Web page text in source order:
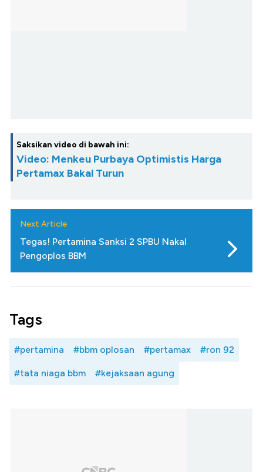
Saksikan video di bawah ini:
Video: Menkeu Purbaya Optimistis Harga
Pertamax Bakal Turun
Next Article
Tegas! Pertamina Sanksi 2 SPBU Nakal
Pengoplos BBM
Tags
#pertamina #bbm oplosan #pertamax #ron 92
#tata niaga bbm #kejaksaan agung